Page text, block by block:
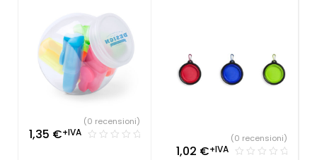
1,35 €+IVA
(0 recensioni)
1,02 €+IVA
(0 recensioni)